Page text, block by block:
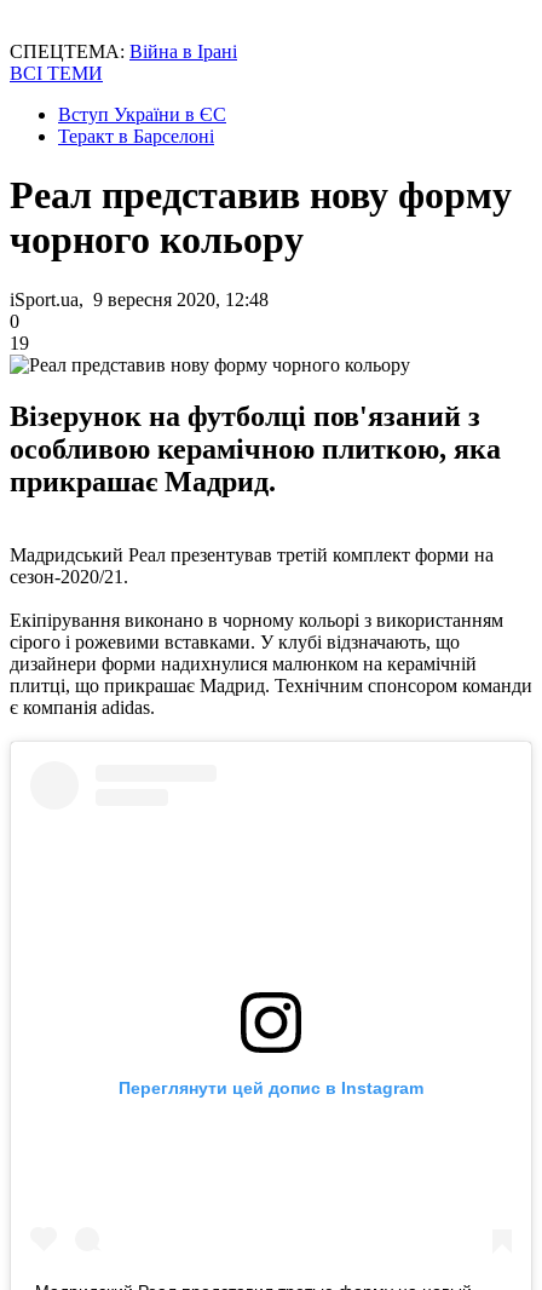
СПЕЦТЕМА: Війна в Ірані
ВСІ ТЕМИ
Вступ України в ЄС
Теракт в Барселоні
Реал представив нову форму
чорного кольору
iSport.ua, 9 вересня 2020, 12:48
0
19
Візерунок на футболці пов'язаний з
особливою керамічною плиткою, яка
прикрашає Мадрид.
Мадридський Реал презентував третій комплект форми на
сезон-2020/21.
Екіпірування виконано в чорному кольорі з використанням
сірого і рожевими вставками. У клубі відзначають, що
дизайнери форми надихнулися малюнком на керамічній
плитці, що прикрашає Мадрид. Технічним спонсором команди
є компанія adidas.
Переглянути цей допис в Instagram